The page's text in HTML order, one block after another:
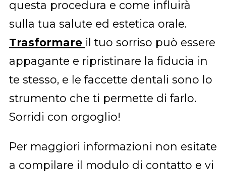
questa procedura e come influirà
sulla tua salute ed estetica orale.
Trasformare il tuo sorriso può essere
appagante e ripristinare la fiducia in
te stesso, e le faccette dentali sono lo
strumento che ti permette di farlo.
Sorridi con orgoglio!
Per maggiori informazioni non esitate
a compilare il modulo di contatto e vi